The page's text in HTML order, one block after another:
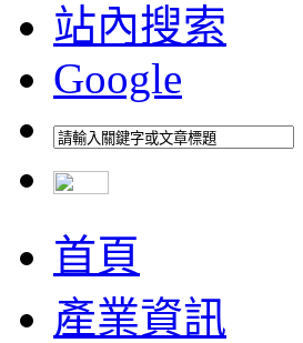
站內搜索
Google
首頁
產業資訊